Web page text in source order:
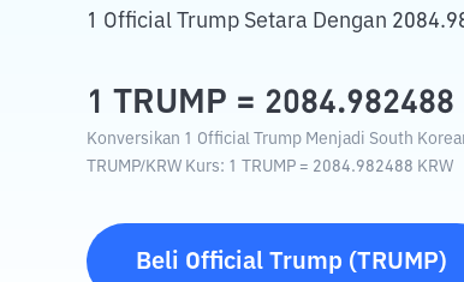
1 Official Trump Setara Dengan
1 TRUMP = 2084.982488
Konversikan 1 Official Trump Menjadi South
TRUMP/KRW Kurs: 1 TRUMP = 2084.982488 KRW
Beli Official Trump (TRUMP)